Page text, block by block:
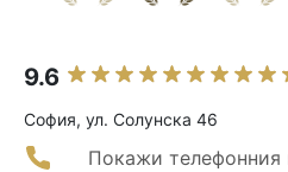
9.6
София, ул. Солунска 46
Покажи телефонния